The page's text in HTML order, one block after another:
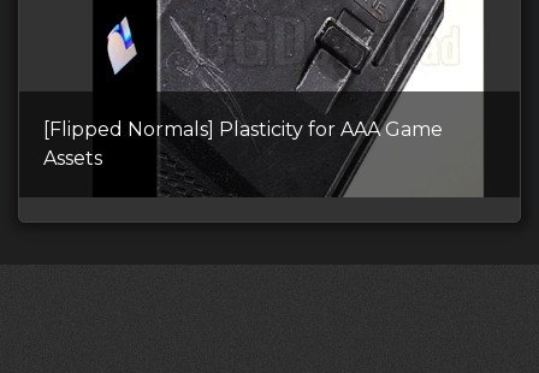
[Flipped Normals] Plasticity for AAA Game
Assets